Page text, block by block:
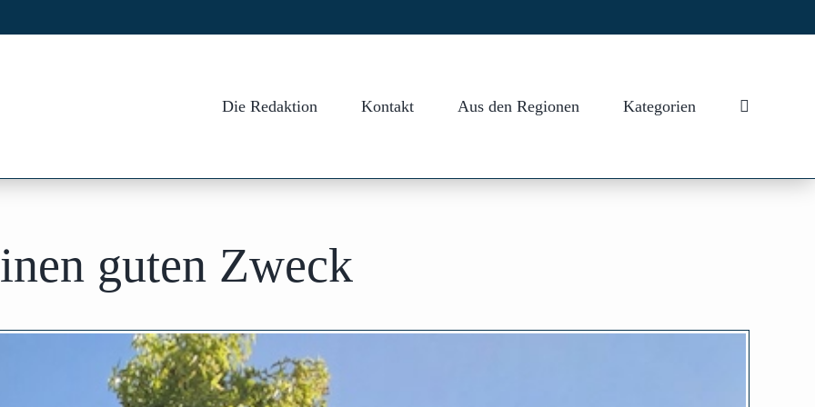
Die Redaktion Kontakt Aus den Regionen Kategorien
guten Zweck